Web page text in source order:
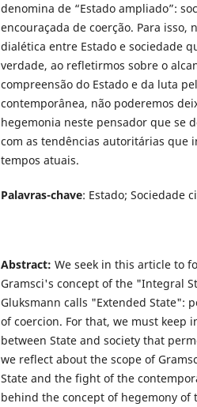
denomina de “Estado ampliado”:
encouraçada de coerção. Para isso,
dialética entre Estado e sociedade
verdade, ao refletirmos sobre o
compreensão do Estado e da luta
contemporânea, não poderemos
hegemonia neste pensador que se
com as tendências autoritárias que
tempos atuais.
Palavras-chave: Estado; Sociedade
Abstract: We seek in this article to
Gramsci's concept of the "Integral
Gluksmann calls "Extended State":
of coercion. For that, we must
between State and society that
we reflect about the scope of
State and the fight of the
behind the concept of hegemony